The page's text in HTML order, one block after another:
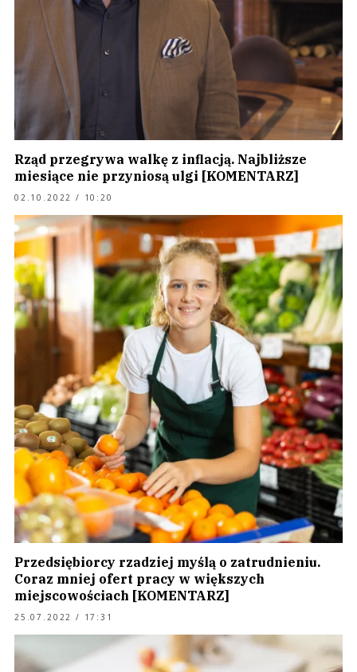
Rząd przegrywa walkę z inflacją. Najbliższe
miesiące nie przyniosą ulgi [KOMENTARZ]
02.10.2022 / 10:20
Przedsiębiorcy rzadziej myślą o zatrudnieniu.
Coraz mniej ofert pracy w większych
miejscowościach [KOMENTARZ]
25.07.2022 / 17:31